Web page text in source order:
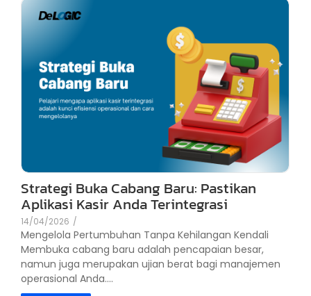
Strategi Buka Cabang Baru: Pastikan
Aplikasi Kasir Anda Terintegrasi
14/04/2026 /
Mengelola Pertumbuhan Tanpa Kehilangan Kendali
Membuka cabang baru adalah pencapaian besar,
namun juga merupakan ujian berat bagi manajemen
operasional Anda....